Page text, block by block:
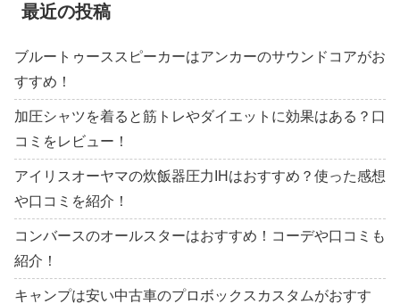
最近の投稿
ブルートゥーススピーカーはアンカーのサウンドコアがお
すすめ！
加圧シャツを着ると筋トレやダイエットに効果はある？口
コミをレビュー！
アイリスオーヤマの炊飯器圧力IHはおすすめ？使った感想
や口コミを紹介！
コンバースのオールスターはおすすめ！コーデや口コミも
紹介！
キャンプは安い中古車のプロボックスカスタムがおすす